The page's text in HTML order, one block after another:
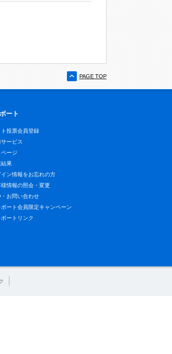
PAGE TOP
ート
ト投票会員登録
ービス
ージ
結果
イン情報をお忘れの方
様情報の照会・変更
・お問い合わせ
ート会員限定キャンペーン
ートリンク